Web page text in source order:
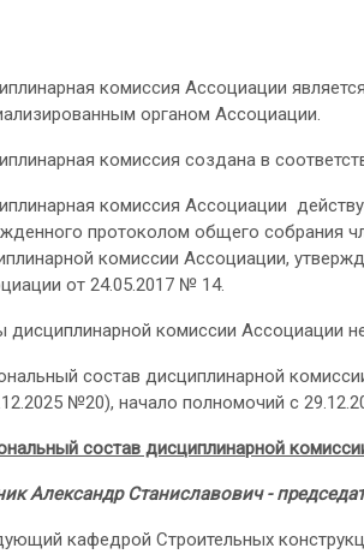
комиссия Ассоциации
органом Ассоциации.
комиссия создана в
комиссия Ассоциации
протоколом общего собрания
комиссии Ассоциации,
от 24.05.2017 № 14.
дисциплинарной комиссии Ассоциации
состав дисциплинарной
№20), начало полномочий с
состав дисциплинарной
Александр Станиславович -
кафедрой Строительных